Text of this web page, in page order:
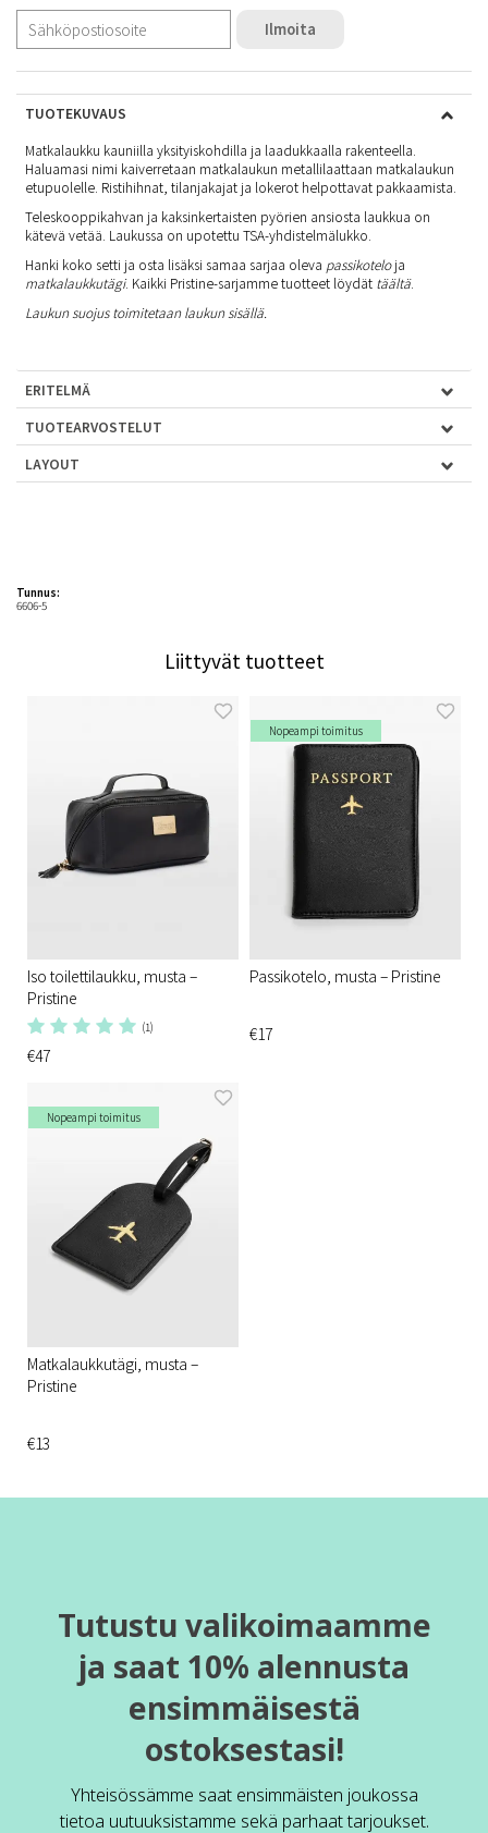
Ilmoita
TUOTEKUVAUS
Matkalaukku kauniilla yksityiskohdilla ja laadukkaalla rakenteella.
Haluamasi nimi kaiverretaan matkalaukun metallilaattaan matkalaukun
etupuolelle. Ristihihnat, tilanjakajat ja lokerot helpottavat pakkaamista.
Teleskooppikahvan ja kaksinkertaisten pyörien ansiosta laukkua on
kätevä vetää. Laukussa on upotettu TSA-yhdistelmälukko.
Hanki koko setti ja osta lisäksi samaa sarjaa oleva passikoteloja
matkalaukkutägi. Kaikki Pristine-sarjamme tuotteet löydät täältä.
Laukun suojus toimitetaan laukun sisällä.
ERITELMÄ
TUOTEARVOSTELUT
LAYOUT
Tunnus:
6606-5
Liittyvät tuotteet
Iso toilettilaukku, musta –
Pristine
(1)
€47
Nopeampi toimitus
Passikotelo, musta – Pristine
€17
Nopeampi toimitus
Matkalaukkutägi, musta –
Pristine
€13
Tutustu valikoimaamme
ja saat 10% alennusta
ensimmäisestä
ostoksestasi!
Yhteisössämme saat ensimmäisten joukossa
tietoa uutuuksistamme sekä parhaat tarjoukset.